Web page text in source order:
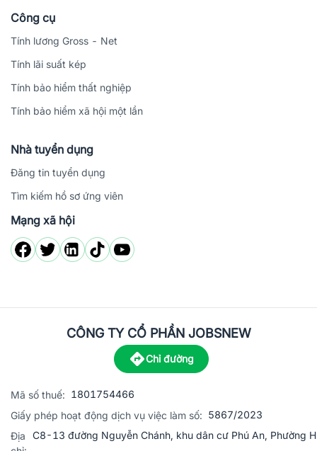
Công cụ
Tính lương Gross - Net
Tính lãi suất kép
Tính bảo hiểm thất nghiệp
Tính bảo hiểm xã hội một lần
Nhà tuyển dụng
Đăng tin tuyển dụng
Tìm kiếm hồ sơ ứng viên
Mạng xã hội
CÔNG TY CỔ PHẦN JOBSNEW
Chỉ đường
Mã số thuế: 1801754466
Giấy phép hoạt động dịch vụ việc làm số: 5867/2023
Địa
C8-13 đường Nguyễn Chánh, khu dân cư Phú An, Phường